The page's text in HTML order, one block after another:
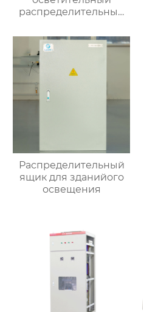
распределительный
Распределительный
ящик для зданийого
освещения